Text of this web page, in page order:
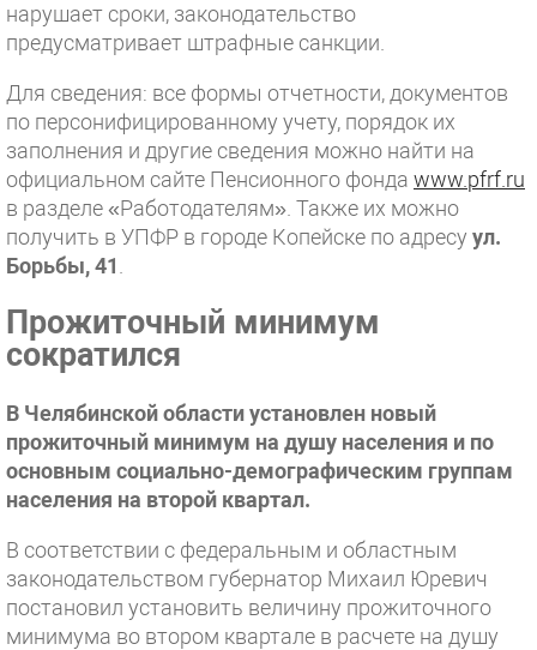
нарушает сроки, законодательство
предусматривает штрафные санкции.
Для сведения: все формы отчетности, документов
по персонифицированному учету, порядок их
заполнения и другие сведения можно найти на
официальном сайте Пенсионного фонда www.pfrf.ru
в разделе «Работодателям». Также их можно
получить в УПФР в городе Копейске по адресу ул.
Борьбы, 41
Прожиточный минимум
сократился
В Челябинской области установлен новый
прожиточный минимум на душу населения и по
основным социально-демографическим группам
населения на второй квартал.
В соответствии с федеральным и областным
законодательством губернатор Михаил Юревич
постановил установить величину прожиточного
минимума во втором квартале в расчете на душу